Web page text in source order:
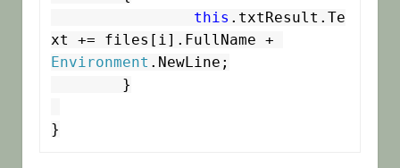
this .txtResult.Te
Environment .NewLine;